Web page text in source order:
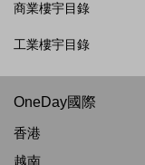
商業樓宇目錄
工業樓宇目錄
OneDay國際
香港
越南